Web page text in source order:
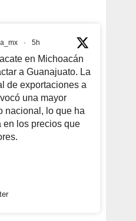
· 5h
en Michoacán
a Guanajuato. La
de exportaciones a
una mayor
nacional, lo que ha
en los precios que